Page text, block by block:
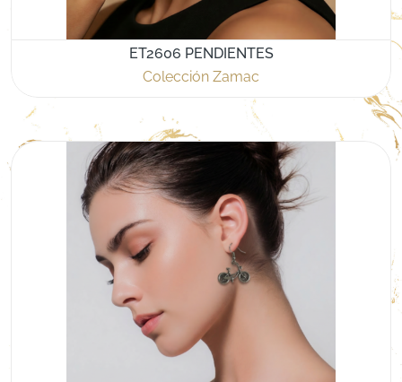
ET2606 PENDIENTES
Colección Zamac